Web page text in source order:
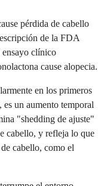
pérdida de cabello
de la FDA
clínico
cause alopecia.
en los primeros
es un aumento temporal
"shedding de ajuste"
cabello, y refleja lo que
cabello, como el